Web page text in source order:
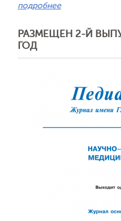
подробнее
РАЗМЕЩЕН 2-Й
ГОД